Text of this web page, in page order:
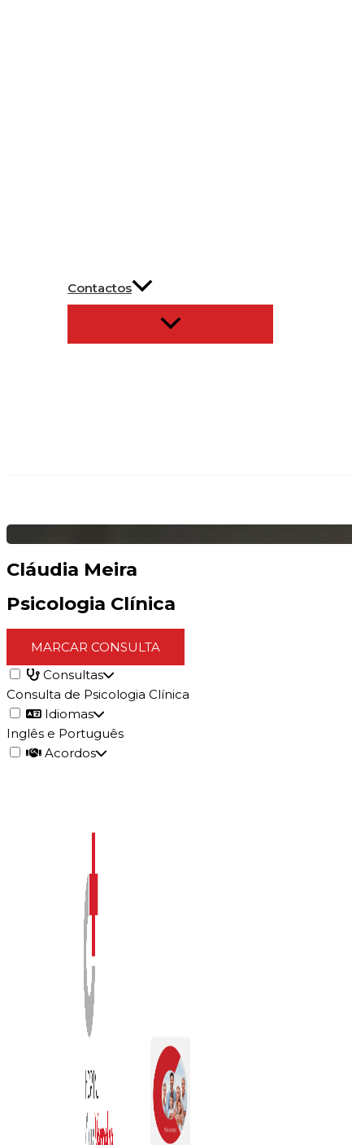
Contactos
Cláudia Meira
Psicologia Clínica
MARCAR CONSULTA
Consultas
Consulta de Psicologia Clínica
Idiomas
Inglês e Português
Acordos